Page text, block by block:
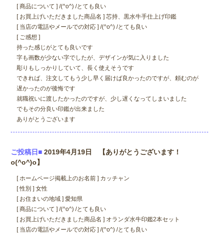
[ 商品について ] /(^o^) /とても良い
[ お買上げいただきました商品名 ] 芯持、黒水牛手仕上げ印鑑
[ 当店の電話やメールでの対応 ] /(^o^) /とても良い
[ ご感想 ]
持った感じがとても良いです
字も画数が少ない字でしたが、デザインが気に入りました
彫りもしっかりしていて、長く使えそうです
できれば、注文してもう少し早く届けば良かったのですが、頼むのが
遅かったのが後悔です
就職祝いに渡したかったのですが、少し遅くなってしまいました
でもその分良い印鑑が出来ました
ありがとうございます
ご投稿日■ 2019年4月19日 【ありがとうございます！
o(^o^)o】
[ ホームページ掲載上のお名前 ] カッチャン
[ 性別 ] 女性
[ お住まいの地域 ] 愛知県
[ 商品について ] /(^o^) /とても良い
[ お買上げいただきました商品名 ] オランダ水牛印鑑2本セット
[ 当店の電話やメールでの対応 ] /(^o^) /とても良い